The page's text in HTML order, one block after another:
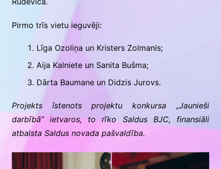
Pirmo trīs vietu ieguvēji:
Līga Ozoliņa un Kristers Zolmanis;
Aija Kalniete un Sanita Bušma;
Dārta Baumane un Didzis Jurovs.
Projekts īstenots projektu konkursa „Jaunieši
darbībā” ietvaros, to rīko Saldus BJC, finansiāli
atbalsta Saldus novada pašvaldība.